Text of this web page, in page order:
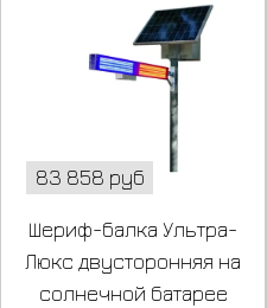
83 858 руб
Шериф-балка Ультра-
Люкс двусторонняя на
солнечной батарее